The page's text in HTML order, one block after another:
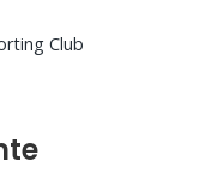
Club